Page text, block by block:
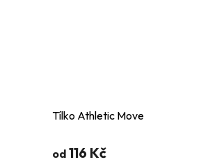
Tílko Athletic Move
od 116 Kč